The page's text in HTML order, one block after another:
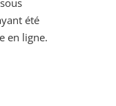
été
en ligne.